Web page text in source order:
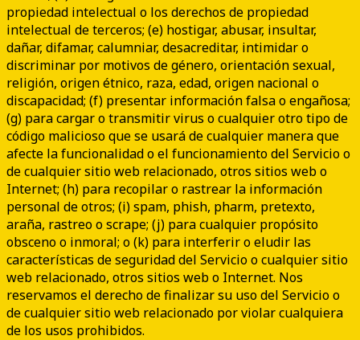
propiedad intelectual o los derechos de propiedad
intelectual de terceros; (e) hostigar, abusar, insultar,
dañar, difamar, calumniar, desacreditar, intimidar o
discriminar por motivos de género, orientación sexual,
religión, origen étnico, raza, edad, origen nacional o
discapacidad; (f) presentar información falsa o engañosa;
(g) para cargar o transmitir virus o cualquier otro tipo de
código malicioso que se usará de cualquier manera que
afecte la funcionalidad o el funcionamiento del Servicio o
de cualquier sitio web relacionado, otros sitios web o
Internet; (h) para recopilar o rastrear la información
personal de otros; (i) spam, phish, pharm, pretexto,
araña, rastreo o scrape; (j) para cualquier propósito
obsceno o inmoral; o (k) para interferir o eludir las
características de seguridad del Servicio o cualquier sitio
web relacionado, otros sitios web o Internet. Nos
reservamos el derecho de finalizar su uso del Servicio o
de cualquier sitio web relacionado por violar cualquiera
de los usos prohibidos.